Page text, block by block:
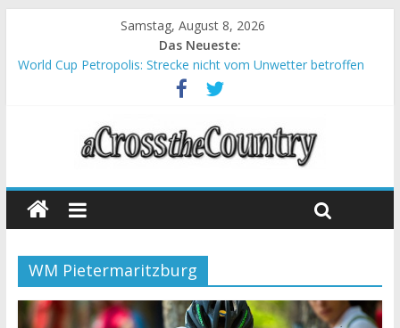
Samstag, August 8, 2026
Das Neueste:
World Cup Petropolis: Strecke nicht vom Unwetter betroffen
Krumbach und Obergessertshausen: Mountainbike-Bundesliga
Supercup Massi Banyoles: Siege für Carod und Richards
Halbzeit beim Andalucia Bike Race: Weltmeister Seewald führt
Chelva: Schweizer Doppelsieg beim ersten XCO-Rennen der
WM Pietermaritzburg